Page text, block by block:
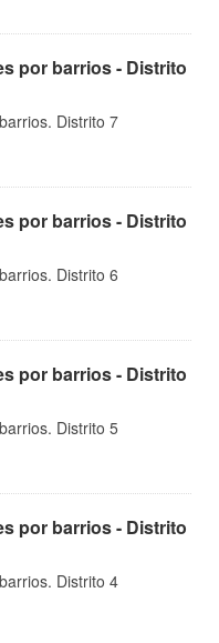
por barrios - Distrito
Distrito 7
por barrios - Distrito
Distrito 6
por barrios - Distrito
Distrito 5
por barrios - Distrito
Distrito 4